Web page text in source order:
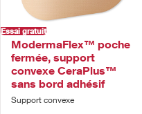
Essai gratuit
ModermaFlex™ poche
fermée, support
convexe CeraPlus™
sans bord adhésif
Support convexe